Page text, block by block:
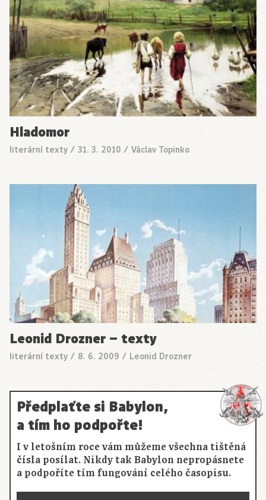
Hladomor
literární texty / 31. 3. 2010 / Václav Topinko
Leonid Drozner – texty
literární texty / 8. 6. 2009 / Leonid Drozner
Předplaťte si Babylon,
a tím ho podpořte!
I v letošním roce vám můžeme všechna tištěná
čísla posílat. Nikdy tak Babylon nepropásnete
a podpoříte tím fungování celého časopisu.